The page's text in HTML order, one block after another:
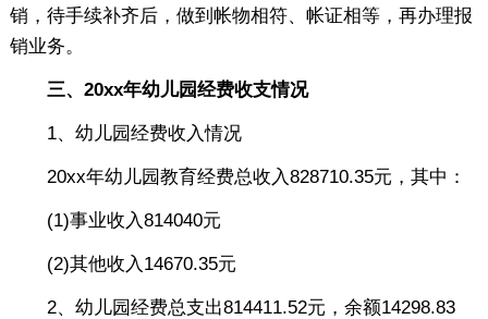
销，待手续补齐后，做到帐物相符、帐证相等，再办理报
销业务。
三、20xx年幼儿园经费收支情况
1、幼儿园经费收入情况
20xx年幼儿园教育经费总收入828710.35元，其中：
(1)事业收入814040元
(2)其他收入14670.35元
2、幼儿园经费总支出814411.52元，余额14298.83